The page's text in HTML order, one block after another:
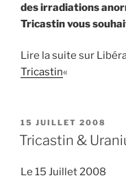
des irradiations
Tricastin vous
Lire la suite sur
Tricastin«
PUBLIÉ
LE
15 JUILLET 2008
Tricastin &
Le 15 Juillet 2008